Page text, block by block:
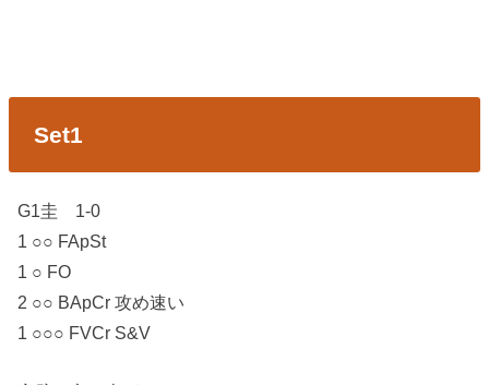
Set1
G1圭 1-0
1 ○○ FApSt
1 ○ FO
2 ○○ BApCr 攻め速い
1 ○○○ FVCr S&V